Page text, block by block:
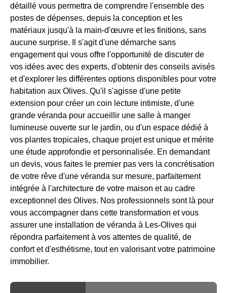
détaillé vous permettra de comprendre l'ensemble des
postes de dépenses, depuis la conception et les
matériaux jusqu'à la main-d'œuvre et les finitions, sans
aucune surprise. Il s'agit d'une démarche sans
engagement qui vous offre l'opportunité de discuter de
vos idées avec des experts, d'obtenir des conseils avisés
et d'explorer les différentes options disponibles pour votre
habitation aux Olives. Qu'il s'agisse d'une petite
extension pour créer un coin lecture intimiste, d'une
grande véranda pour accueillir une salle à manger
lumineuse ouverte sur le jardin, ou d'un espace dédié à
vos plantes tropicales, chaque projet est unique et mérite
une étude approfondie et personnalisée. En demandant
un devis, vous faites le premier pas vers la concrétisation
de votre rêve d'une véranda sur mesure, parfaitement
intégrée à l'architecture de votre maison et au cadre
exceptionnel des Olives. Nos professionnels sont là pour
vous accompagner dans cette transformation et vous
assurer une installation de véranda à Les-Olives qui
répondra parfaitement à vos attentes de qualité, de
confort et d'esthétisme, tout en valorisant votre patrimoine
immobilier.